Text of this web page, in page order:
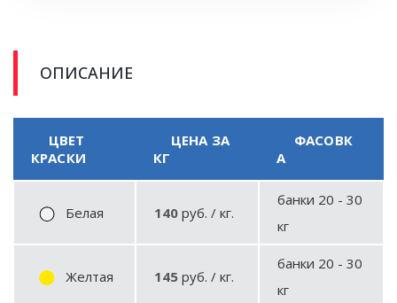
ОПИСАНИЕ
ЦВЕТ
КРАСКИ
ЦЕНА ЗА
КГ
ФАСОВК
А
Белая 140 руб. / кг.
банки 20 - 30
кг
Желтая 145 руб. / кг.
банки 20 - 30
кг